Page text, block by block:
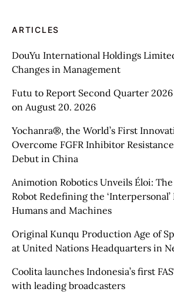
ARTICLES
DouYu International Holdings
Changes in Management
Futu to Report Second Quarter
on August 20. 2026
Yochanra®, the World’s First
Overcome FGFR Inhibitor
Debut in China
Animotion Robotics Unveils Éloi:
Robot Redefining the
Humans and Machines
Original Kunqu Production Age of
at United Nations Headquarters in
Coolita launches Indonesia’s first
with leading broadcasters